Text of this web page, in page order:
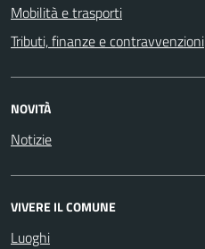
Mobilità e trasporti
Tributi, finanze e contravvenzioni
NOVITÀ
Notizie
VIVERE IL COMUNE
Luoghi